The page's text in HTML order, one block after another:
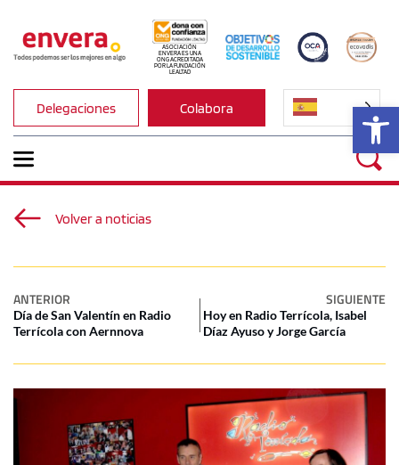
ASOCIACIÓN
ENVERA ES UNA
ONG ACREDITADA
POR LA FUNDACIÓN
LEALTAD
Delegaciones Colabora
Volver a noticias
ANTERIOR SIGUIENTE
Día de San Valentín en Radio
Terrícola con Aernnova
Hoy en Radio Terrícola, Isabel
Díaz Ayuso y Jorge García